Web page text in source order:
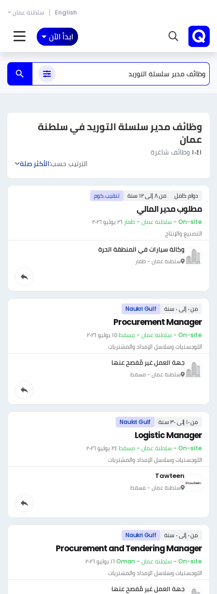
English سلطنة عمان
ابدأ الآن
وظائف مدير سلسلة التوريد في سلطنة
عمان
١٠٤١ وظائف شاغرة
الترتيب حسب:الأكثر صلة
دوام كامل من ٨ إلى ١٢ سنة تنقيب.كوم
مطلوب مدير المالي
On-site - سلطنة عمان - ظفار ·٢٦ يوليو ٢٠٢٦
التصنيع والإنتاج
وكالة سيارات في المنطقة الحرة
سلطنة عمان - ظفار
من ٠ إلى ٠ سنة Naukri Gulf
Procurement Manager
On-site - سلطنة عمان - مسقط ·١٥ يوليو ٢٠٢٦
اللوجستيات وسلاسل الإمداد والمشتريات
جهة العمل غير مُفصح عنها
سلطنة عمان - مسقط
من ١٠ إلى ٣٠ سنة Naukri Gulf
Logistic Manager
On-site - سلطنة عمان - مسقط ·٢٤ يوليو ٢٠٢٦
اللوجستيات وسلاسل الإمداد والمشتريات
Tawteen
سلطنة عمان - مسقط
من ٠ إلى ٠ سنة Naukri Gulf
Procurement and Tendering Manager
On-site - سلطنة عمان - Oman ·١٦ يوليو ٢٠٢٦
اللوجستيات وسلاسل الإمداد والمشتريات
جهة العمل غير مُفصح عنها